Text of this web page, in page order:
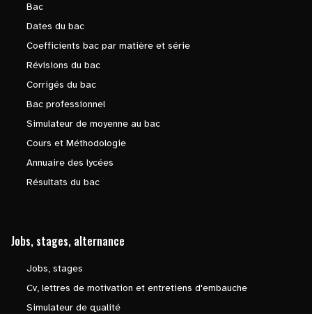
Bac
Dates du bac
Coefficients bac par matière et série
Révisions du bac
Corrigés du bac
Bac professionnel
Simulateur de moyenne au bac
Cours et Méthodologie
Annuaire des lycées
Résultats du bac
Jobs, stages, alternance
Jobs, stages
Cv, lettres de motivation et entretiens d'embauche
Simulateur de qualité